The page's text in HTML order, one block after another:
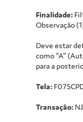
Finalidade:
Observação
Deve estar
como "A"
para a
Tela:
Transação: